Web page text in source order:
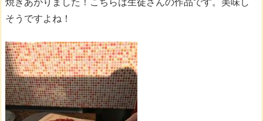
そうですよね！